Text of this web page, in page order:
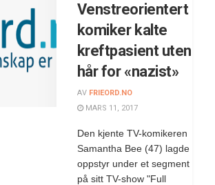
Venstreorientert
komiker kalte
kreftpasient uten
hår for «nazist»
AV FRIEORD.NO
MARS 11, 2017
Den kjente TV-komikeren
Samantha Bee (47) lagde
oppstyr under et segment
på sitt TV-show "Full